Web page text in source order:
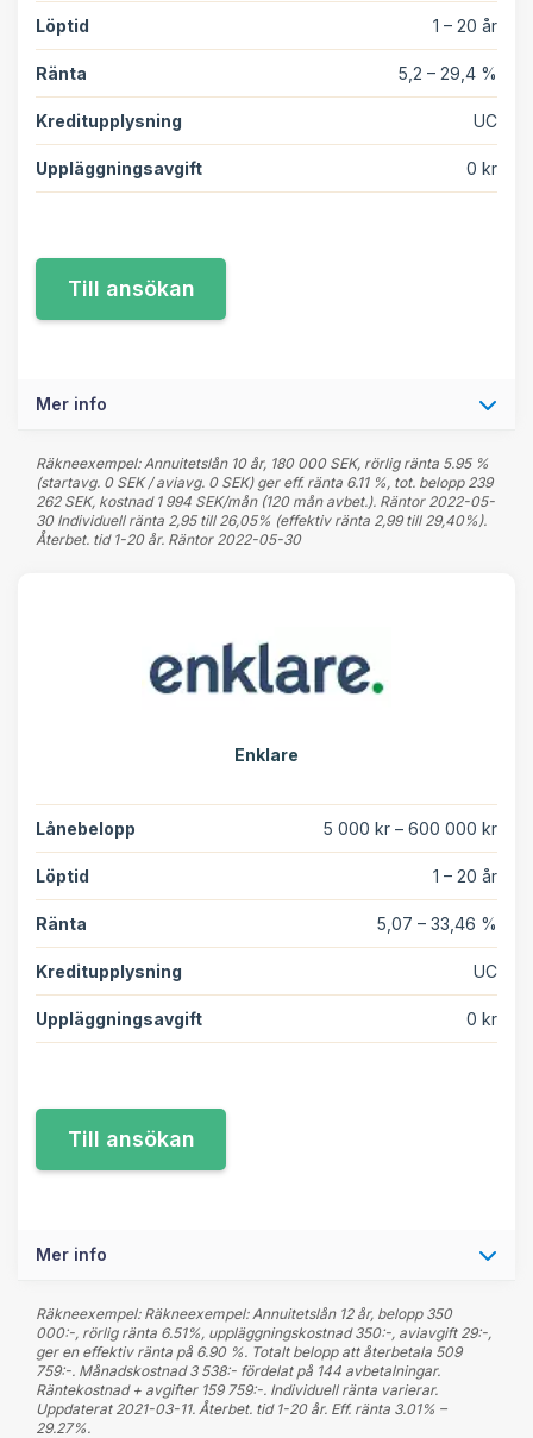
Löptid 1 – 20 år
Ränta 5,2 – 29,4 %
Kreditupplysning UC
Uppläggningsavgift 0 kr
Mer info
Räkneexempel: Annuitetslån 10 år, 180 000 SEK, rörlig ränta 5.95 %
(startavg. 0 SEK / aviavg. 0 SEK) ger eff. ränta 6.11 %, tot. belopp 239
262 SEK, kostnad 1 994 SEK/mån (120 mån avbet.). Räntor 2022-05-
30 Individuell ränta 2,95 till 26,05% (effektiv ränta 2,99 till 29,40%).
Återbet. tid 1-20 år. Räntor 2022-05-30
Enklare
Lånebelopp 5 000 kr – 600 000 kr
Löptid 1 – 20 år
Ränta 5,07 – 33,46 %
Kreditupplysning UC
Uppläggningsavgift 0 kr
Mer info
Räkneexempel: Räkneexempel: Annuitetslån 12 år, belopp 350
000:-, rörlig ränta 6.51%, uppläggningskostnad 350:-, aviavgift 29:-,
ger en effektiv ränta på 6.90 %. Totalt belopp att återbetala 509
759:-. Månadskostnad 3 538:- fördelat på 144 avbetalningar.
Räntekostnad + avgifter 159 759:-. Individuell ränta varierar.
Uppdaterat 2021-03-11. Återbet. tid 1-20 år. Eff. ränta 3.01% –
29.27%.